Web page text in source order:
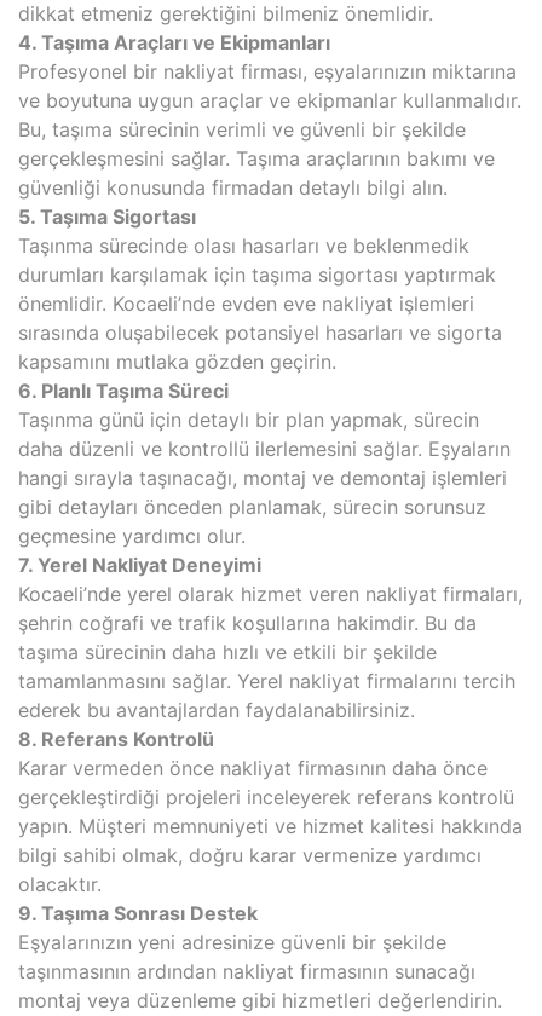
dikkat etmeniz gerektiğini bilmeniz önemlidir.
4. Taşıma Araçları ve Ekipmanları
Profesyonel bir nakliyat firması, eşyalarınızın miktarına
ve boyutuna uygun araçlar ve ekipmanlar kullanmalıdır.
Bu, taşıma sürecinin verimli ve güvenli bir şekilde
gerçekleşmesini sağlar. Taşıma araçlarının bakımı ve
güvenliği konusunda firmadan detaylı bilgi alın.
5. Taşıma Sigortası
Taşınma sürecinde olası hasarları ve beklenmedik
durumları karşılamak için taşıma sigortası yaptırmak
önemlidir. Kocaeli’nde evden eve nakliyat işlemleri
sırasında oluşabilecek potansiyel hasarları ve sigorta
kapsamını mutlaka gözden geçirin.
6. Planlı Taşıma Süreci
Taşınma günü için detaylı bir plan yapmak, sürecin
daha düzenli ve kontrollü ilerlemesini sağlar. Eşyaların
hangi sırayla taşınacağı, montaj ve demontaj işlemleri
gibi detayları önceden planlamak, sürecin sorunsuz
geçmesine yardımcı olur.
7. Yerel Nakliyat Deneyimi
Kocaeli’nde yerel olarak hizmet veren nakliyat firmaları,
şehrin coğrafi ve trafik koşullarına hakimdir. Bu da
taşıma sürecinin daha hızlı ve etkili bir şekilde
tamamlanmasını sağlar. Yerel nakliyat firmalarını tercih
ederek bu avantajlardan faydalanabilirsiniz.
8. Referans Kontrolü
Karar vermeden önce nakliyat firmasının daha önce
gerçekleştirdiği projeleri inceleyerek referans kontrolü
yapın. Müşteri memnuniyeti ve hizmet kalitesi hakkında
bilgi sahibi olmak, doğru karar vermenize yardımcı
olacaktır.
9. Taşıma Sonrası Destek
Eşyalarınızın yeni adresinize güvenli bir şekilde
taşınmasının ardından nakliyat firmasının sunacağı
montaj veya düzenleme gibi hizmetleri değerlendirin.